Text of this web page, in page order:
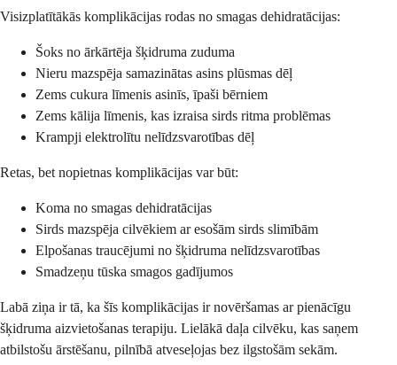
Visizplatītākās komplikācijas rodas no smagas dehidratācijas:
Šoks no ārkārtēja šķidruma zuduma
Nieru mazspēja samazinātas asins plūsmas dēļ
Zems cukura līmenis asinīs, īpaši bērniem
Zems kālija līmenis, kas izraisa sirds ritma problēmas
Krampji elektrolītu nelīdzsvarotības dēļ
Retas, bet nopietnas komplikācijas var būt:
Koma no smagas dehidratācijas
Sirds mazspēja cilvēkiem ar esošām sirds slimībām
Elpošanas traucējumi no šķidruma nelīdzsvarotības
Smadzeņu tūska smagos gadījumos
Labā ziņa ir tā, ka šīs komplikācijas ir novēršamas ar pienācīgu
šķidruma aizvietošanas terapiju. Lielākā daļa cilvēku, kas saņem
atbilstošu ārstēšanu, pilnībā atveseļojas bez ilgstošām sekām.